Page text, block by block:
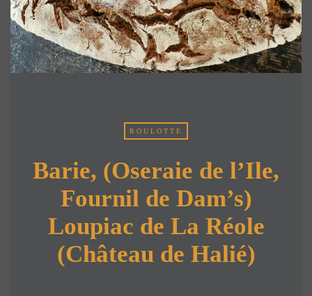
ROULOTTE
Barie, (Oseraie de l’Ile,
Fournil de Dam’s)
Loupiac de La Réole
(Château de Halié)